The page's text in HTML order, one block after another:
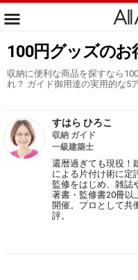
100円グッズの
収納に便利な商品を探すなら
れ？ ガイド御用達の実用的な5
すはら ひろこ
収納 ガイド
一級建築士
還暦過ぎても現役！
による片付け術に定
監修をはじめ、雑誌
著書・監修書20冊以
開催。プロとして共
評。